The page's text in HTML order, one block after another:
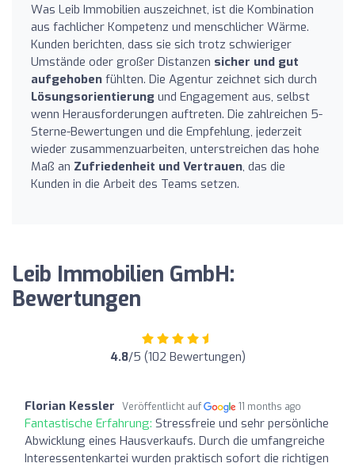
Was Leib Immobilien auszeichnet, ist die Kombination
aus fachlicher Kompetenz und menschlicher Wärme.
Kunden berichten, dass sie sich trotz schwieriger
Umstände oder großer Distanzen sicher und gut
aufgehoben fühlten. Die Agentur zeichnet sich durch
Lösungsorientierung und Engagement aus, selbst
wenn Herausforderungen auftreten. Die zahlreichen 5-
Sterne-Bewertungen und die Empfehlung, jederzeit
wieder zusammenzuarbeiten, unterstreichen das hohe
Maß an Zufriedenheit und Vertrauen, das die
Kunden in die Arbeit des Teams setzen.
Leib Immobilien GmbH:
Bewertungen
4.8/5 (102 Bewertungen)
Florian Kessler Veröffentlicht auf 11 months ago
Fantastische Erfahrung: Stressfreie und sehr persönliche
Abwicklung eines Hausverkaufs. Durch die umfangreiche
Interessentenkartei wurden praktisch sofort die richtigen